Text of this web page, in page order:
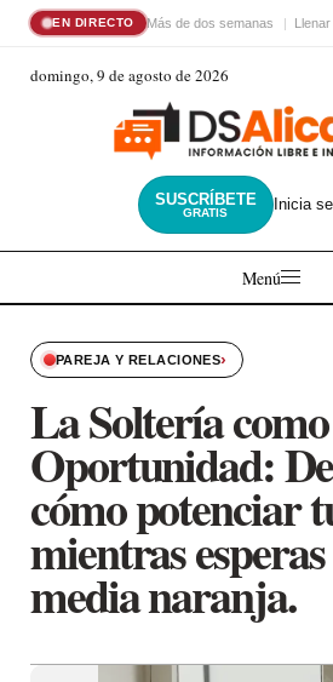
EN DIRECTO Más de dos semanas
domingo, 9 de agosto de 2026
SUSCRÍBETE
GRATIS Inicia
Menú
PAREJA Y RELACIONES›
La Soltería como
Oportunidad:
cómo potenciar
mientras
media naranja.